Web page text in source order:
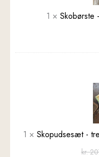
1 × Skobørste
1 × Skopudsesæt -
kr.